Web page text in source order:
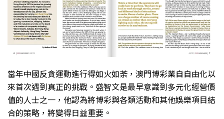
當年中國反貪運動進行得如火如荼，澳門博彩業自自由化以
來首次遇到真正的挑戰。盛智文是最早意識到多元化經營價
值的人士之一，他認為將博彩與各類活動和其他娛樂項目結
合的策略，將變得日益重要。